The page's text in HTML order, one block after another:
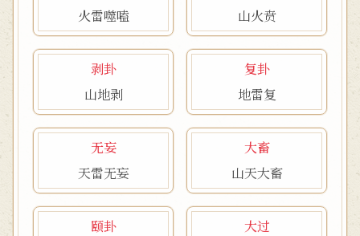
火雷噬嗑
山火贲
剥卦
山地剥
复卦
地雷复
无妄
天雷无妄
大畜
山天大畜
颐卦
大过